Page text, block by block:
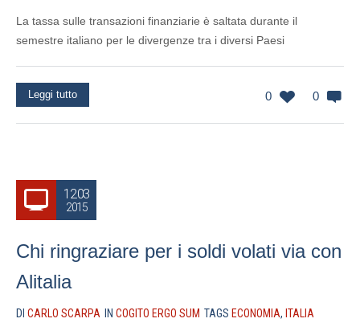
La tassa sulle transazioni finanziarie è saltata durante il
semestre italiano per le divergenze tra i diversi Paesi
0 0
Leggi tutto
12.03
2015
Chi ringraziare per i soldi volati via con
Alitalia
DI CARLO SCARPA IN COGITO ERGO SUM TAGS ECONOMIA, ITALIA